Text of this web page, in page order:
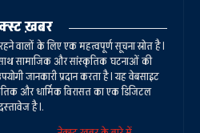
ख़बर
वालों के लिए एक महत्वपूर्ण सूचना स्रोत है।
सामाजिक और सांस्कृतिक घटनाओं की
जानकारी प्रदान करता है। यह वेबसाइट
और धार्मिक विरासत का एक डिजिटल
है।.